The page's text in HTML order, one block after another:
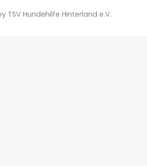
TSV Hundehilfe Hinterland e.V.